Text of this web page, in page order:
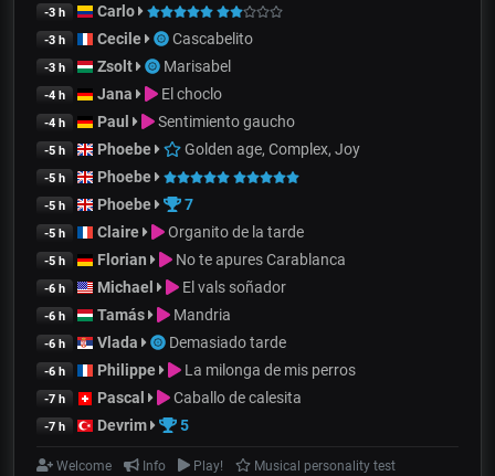
-3 h Carlo
-3 h Cecile Cascabelito
-3 h Zsolt Marisabel
-4 h Jana El choclo
-4 h Paul Sentimiento gaucho
-5 h Phoebe Golden age, Complex, Joy
-5 h Phoebe
-5 h Phoebe 7
-5 h Claire Organito de la tarde
-5 h Florian No te apures Carablanca
-6 h Michael El vals soñador
-6 h Tamás Mandria
-6 h Vlada Demasiado tarde
-6 h Philippe La milonga de mis perros
-7 h Pascal Caballo de calesita
-7 h Devrim 5
Welcome Info Play!
Musical personality test